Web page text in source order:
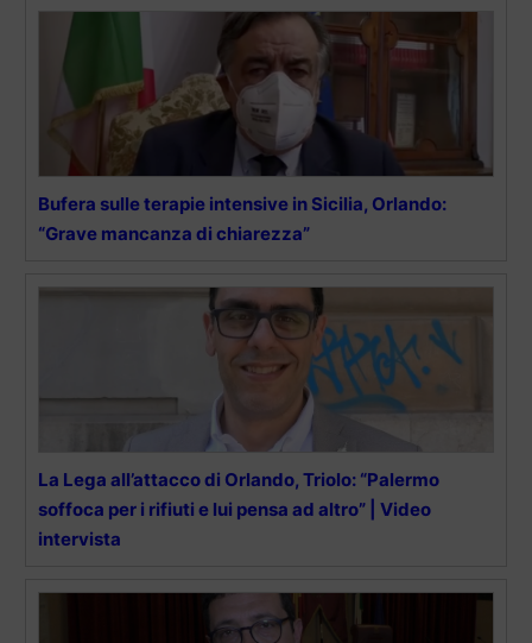
Bufera sulle terapie intensive in Sicilia, Orlando:
“Grave mancanza di chiarezza”
La Lega all’attacco di Orlando, Triolo: “Palermo
soffoca per i rifiuti e lui pensa ad altro” | Video
intervista